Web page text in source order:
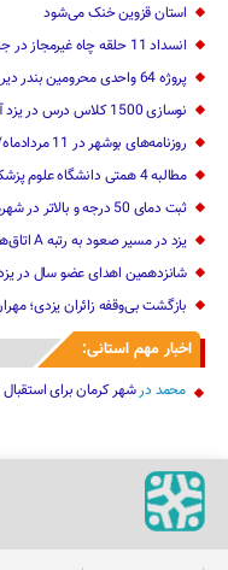
استان قزوین خنک‌ می‌شود
انسداد 11 حلقه چاه غیرمجاز در جنوب استان بوشهر
پروژه 64 واحدی محرومین بندر دیر در مسیر تکمیل قرار گرفت
نوسازی 1500 کلاس درس در یزد آغاز شد
روزنامه‌های بوشهر در 11 مردادماه/سایه تهدیدسازمان‌یافته برسرمایه‌گذاری
مطالبه 4 همتی دانشگاه علوم پزشکی یزد از بیمه‌ها
ثبت دمای 50 درجه و بالاتر در شهرهای استان بوشهر
یزد در مسیر صعود به رتبه A اتاق‌های بازرگانی کشور قرار دارد
شانزدهمین اهدای عضو سال در یزد با ایثار
بازگشت بی‌وقفه زائران یزدی؛
اخبار مهم استانی:
محمد درشهر کرمان برای